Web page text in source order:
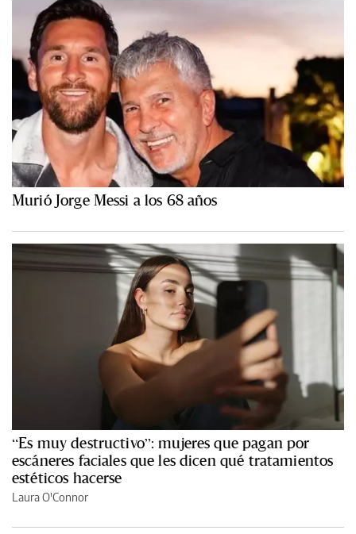
Murió Jorge Messi a los 68 años
“Es muy destructivo”: mujeres que pagan por
escáneres faciales que les dicen qué tratamientos
estéticos hacerse
Laura O'Connor